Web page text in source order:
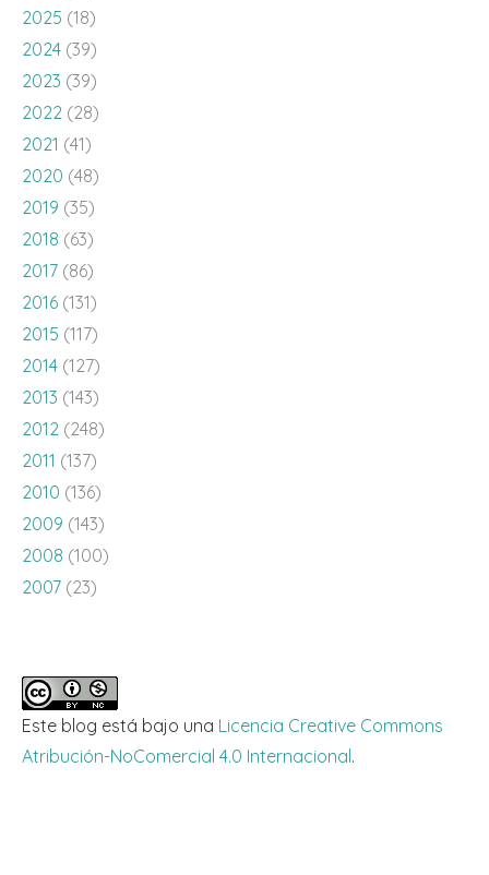
2025 (18)
2024 (39)
2023 (39)
2022 (28)
2021 (41)
2020 (48)
2019 (35)
2018 (63)
2017 (86)
2016 (131)
2015 (117)
2014 (127)
2013 (143)
2012 (248)
2011 (137)
2010 (136)
2009 (143)
2008 (100)
2007 (23)
Este blog está bajo una Licencia Creative Commons
Atribución-NoComercial 4.0 Internacional.